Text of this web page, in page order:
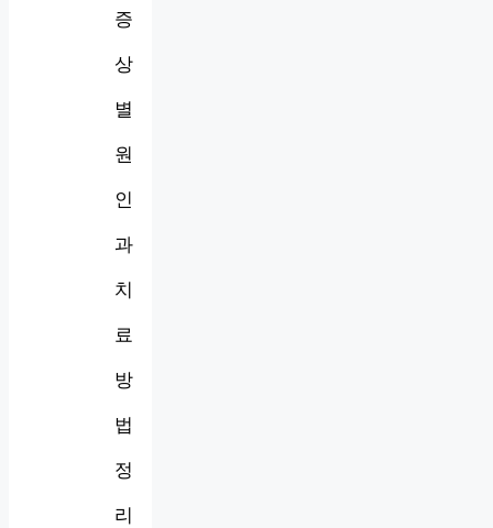
증
상
별
원
인
과
치
료
방
법
정
리